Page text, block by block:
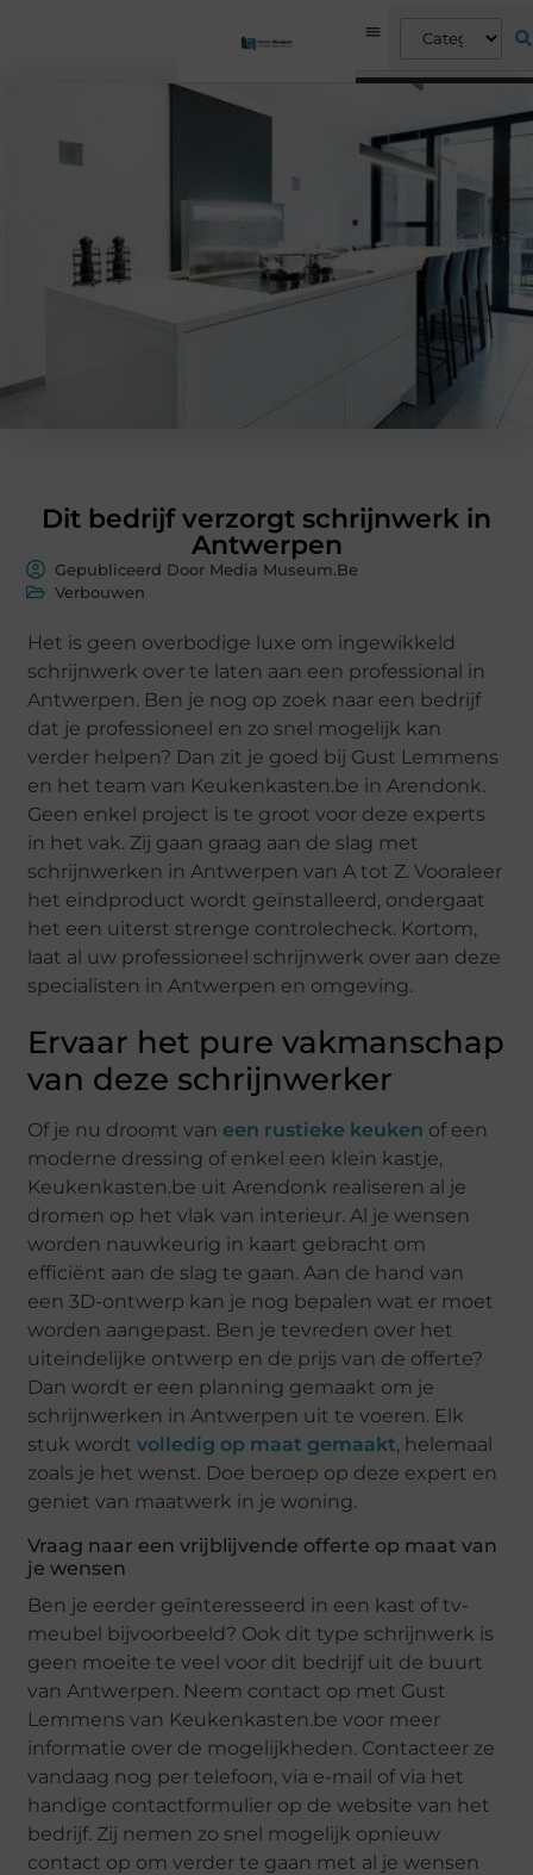
Dit bedrijf verzorgt schrijnwerk in
Antwerpen
Gepubliceerd Door Media Museum.Be
Verbouwen
Het is geen overbodige luxe om ingewikkeld
schrijnwerk over te laten aan een professional in
Antwerpen. Ben je nog op zoek naar een bedrijf
dat je professioneel en zo snel mogelijk kan
verder helpen? Dan zit je goed bij Gust Lemmens
en het team van Keukenkasten.be in Arendonk.
Geen enkel project is te groot voor deze experts
in het vak. Zij gaan graag aan de slag met
schrijnwerken in Antwerpen van A tot Z. Vooraleer
het eindproduct wordt geïnstalleerd, ondergaat
het een uiterst strenge controlecheck. Kortom,
laat al uw professioneel schrijnwerk over aan deze
specialisten in Antwerpen en omgeving.
Ervaar het pure vakmanschap
van deze schrijnwerker
Of je nu droomt van een rustieke keuken of een
moderne dressing of enkel een klein kastje,
Keukenkasten.be uit Arendonk realiseren al je
dromen op het vlak van interieur. Al je wensen
worden nauwkeurig in kaart gebracht om
efficiënt aan de slag te gaan. Aan de hand van
een 3D-ontwerp kan je nog bepalen wat er moet
worden aangepast. Ben je tevreden over het
uiteindelijke ontwerp en de prijs van de offerte?
Dan wordt er een planning gemaakt om je
schrijnwerken in Antwerpen uit te voeren. Elk
stuk wordtvolledig op maat gemaakt, helemaal
zoals je het wenst. Doe beroep op deze expert en
geniet van maatwerk in je woning.
Vraag naar een vrijblijvende offerte op maat van
je wensen
Ben je eerder geïnteresseerd in een kast of tv-
meubel bijvoorbeeld? Ook dit type schrijnwerk is
geen moeite te veel voor dit bedrijf uit de buurt
van Antwerpen. Neem contact op met Gust
Lemmens van Keukenkasten.be voor meer
informatie over de mogelijkheden. Contacteer ze
vandaag nog per telefoon, via e-mail of via het
handige contactformulier op de website van het
bedrijf. Zij nemen zo snel mogelijk opnieuw
contact op om verder te gaan met al je wensen